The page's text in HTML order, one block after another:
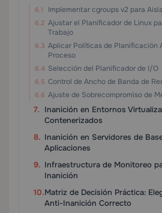
Implementar cgroups v2 para
Ajustar el Planificador de Linux
Trabajo
Aplicar Políticas de Planificación
Proceso
Selección del Planificador de I/O
Control de Ancho de Banda de
Ajuste de Sobrecompromiso de
Inanición en Entornos
Contenerizados
Inanición en Servidores de
Aplicaciones
Infraestructura de Monitoreo
Inanición
Matriz de Decisión Práctica:
Anti-Inanición Correcto